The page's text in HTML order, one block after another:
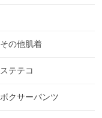
その他肌着
ステテコ
ボクサーパンツ